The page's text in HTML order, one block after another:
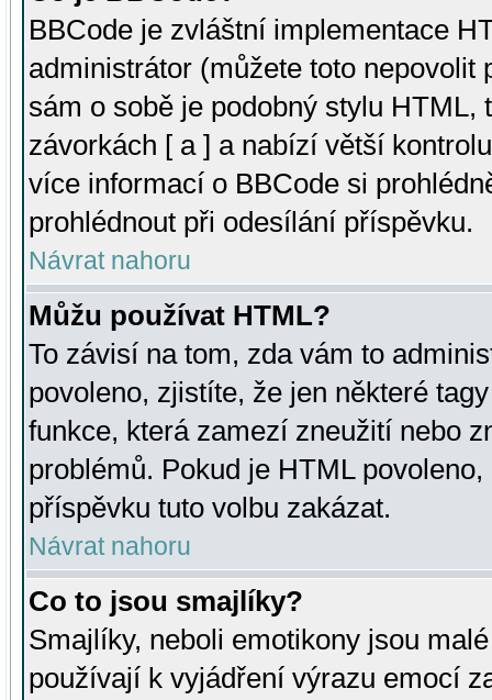
BBCode je zvláštní implementace
administrátor (můžete toto
sám o sobě je podobný stylu HTML,
závorkách [ a ] a nabízí větší
více informací o BBCode si
prohlédnout při odesílání příspěvku.
Návrat nahoru
Můžu používat HTML?
To závisí na tom, zda vám to
povoleno, zjistíte, že jen některé
funkce, která zamezí zneužití nebo
problémů. Pokud je HTML
příspěvku tuto volbu zakázat.
Návrat nahoru
Co to jsou smajlíky?
Smajlíky, neboli emotikony jsou
používají k vyjádření výrazu emocí